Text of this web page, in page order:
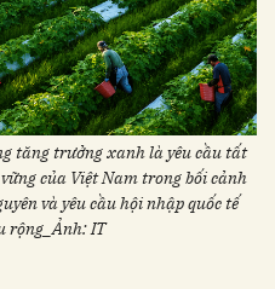
tăng trưởng xanh là yêu cầu tất
của Việt Nam trong bối cảnh
và yêu cầu hội nhập quốc tế
rộng_Ảnh: IT